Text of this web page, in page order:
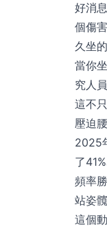
好消
個傷害
久坐
當你
究人
這不
壓迫
2025
了
頻率
站姿
這個